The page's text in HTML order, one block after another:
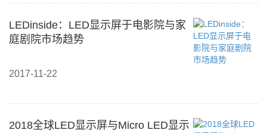
LEDinside：LED显示屏于电影院与家
庭剧院市场趋势
2017-11-22
2018全球LED显示屏与Micro LED显示